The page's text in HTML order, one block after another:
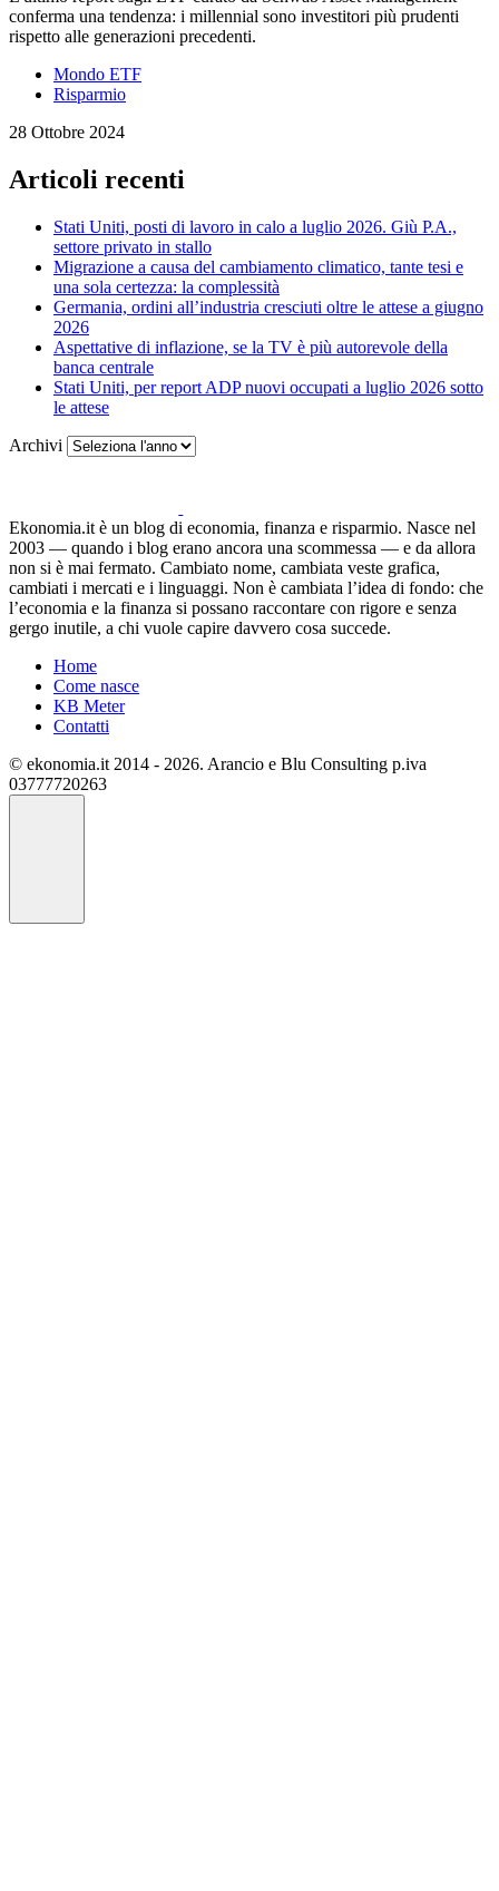
conferma una tendenza: i millennial sono investitori più prudenti
rispetto alle generazioni precedenti.
Mondo ETF
Risparmio
28 Ottobre 2024
Articoli recenti
Stati Uniti, posti di lavoro in calo a luglio 2026. Giù P.A.,
settore privato in stallo
Migrazione a causa del cambiamento climatico, tante tesi e
una sola certezza: la complessità
Germania, ordini all’industria cresciuti oltre le attese a giugno
2026
Aspettative di inflazione, se la TV è più autorevole della
banca centrale
Stati Uniti, per report ADP nuovi occupati a luglio 2026 sotto
le attese
Archivi
Ekonomia.it è un blog di economia, finanza e risparmio. Nasce nel
2003 — quando i blog erano ancora una scommessa — e da allora
non si è mai fermato. Cambiato nome, cambiata veste grafica,
cambiati i mercati e i linguaggi. Non è cambiata l’idea di fondo: che
l’economia e la finanza si possano raccontare con rigore e senza
gergo inutile, a chi vuole capire davvero cosa succede.
Home
Come nasce
KB Meter
Contatti
© ekonomia.it 2014 - 2026. Arancio e Blu Consulting p.iva
03777720263